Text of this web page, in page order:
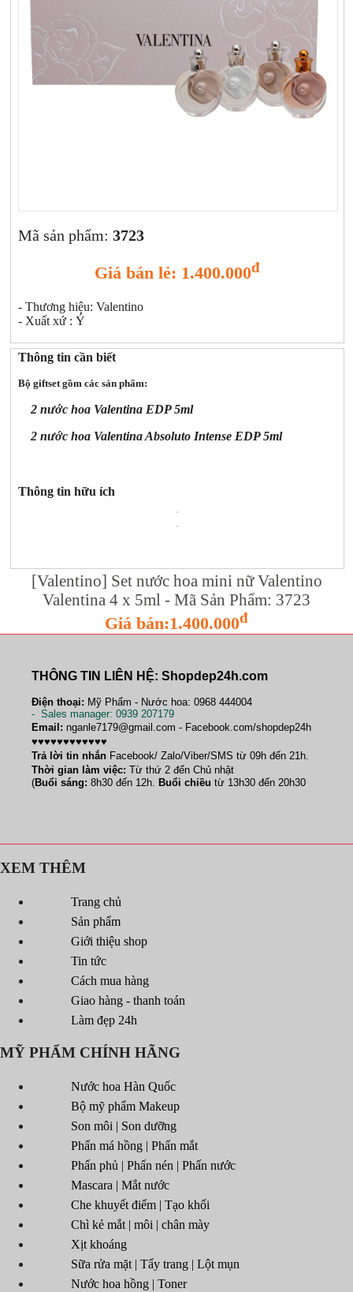
Sữa rửa mặt | Tẩy trang | Lột mụn
Nước hoa hồng | Toner
Sp chăm sóc da khác
Mã sản phẩm:3723
Giá bán lẻ: 1.400.000đ
- Thương hiệu: Valentino
- Xuất xứ : Ý
Thông tin cần biết
Bộ giftset gồm các sản phẩm:
2 nước hoa Valentina EDP 5ml
2 nước hoa Valentina Absoluto Intense EDP 5ml
Thông tin hữu ích
[Valentino] Set nước hoa mini nữ Valentino
Valentina 4 x 5ml - Mã Sản Phẩm: 3723
Giá bán:1.400.000đ
THÔNG TIN LIÊN HỆ: Shopdep24h.com
Điện thoại: Mỹ Phẩm - Nước hoa: 0968 444004
- Sales manager: 0939 207179
Email: nganle7179@gmail.com - Facebook.com/shopdep24h
♥♥♥♥♥♥♥♥♥♥♥♥
Trả lời tin nhắn Facebook/ Zalo/Viber/SMS từ 09h đến 21h.
Thời gian làm việc: Từ thứ 2 đến Chủ nhật
(Buổi sáng: 8h30 đến 12h. Buổi chiều từ 13h30 đến 20h30
XEM THÊM
Trang chủ
Sản phẩm
Giới thiệu shop
Tin tức
Cách mua hàng
Giao hàng - thanh toán
Làm đẹp 24h
MỸ PHẨM CHÍNH HÃNG
Nước hoa Hàn Quốc
Bộ mỹ phẩm Makeup
Son môi | Son dưỡng
Phấn má hồng | Phấn mắt
Phấn phủ | Phấn nén | Phấn nước
Mascara | Mắt nước
Che khuyết điểm | Tạo khối
Chì kẻ mắt | môi | chân mày
Xịt khoáng
Sữa rửa mặt | Tẩy trang | Lột mụn
Nước hoa hồng | Toner